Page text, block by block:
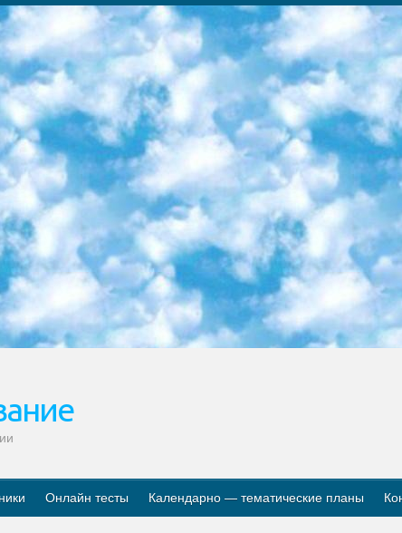
разработка соответствующих рекомендаций и критериев проведения ЕГЭ по естествознанию давать задания. 4. Педагогический при специализированных образовательных учреждениях. Научно-практический центр навыков и международной оценки (Д.Давидова), Республика образовательный центр (Худайкулов Ш.) итоговый государственный аттестационный экзамен ориентирован на творческое и логическое мышление при подготовке базы материалов учитывать введение заданий. 5. Следует отметить, что: сертификат государственного образца о знании общеобразовательного предмета и как минимум национальный уровень B1 по предметам на иностранных языках, указанным в Приложении 2. или международно признанный сертификат эквивалентного уровня студенты, изучающие определенный предмет, освобождаются от экзамена; по соответствующим предметам запланирована итоговая государственная аттестация за день до дня, путем жеребьевки Рабочей группой (в письменной форме по предметам, проводимым в форме) из числа сформированных вариантов выбрано 2 варианта; 2 выбранных варианта экзамена анонсированы на официальном сайте министерства и все выпускники по всей стране на основе этих вариантов проводит итоговую государственную аттестацию. 6. Государственное образование учащихся средних общеобразовательных учреждений. знания в соответствии с квалификационными требованиями, которые необходимо приобрести на основании стандартов итоговый (выпускной) контроль для 9 и 11 классов в целях тестирования Экзамены (далее – экзамены) состоят из предметов, перечисленных в приложении 1. будет сделано. 7. Экзамены пройдут с 26 мая по 15 июня 2024 г. (кроме науки физического воспитания). 8. Физическая для учащихся 9 классов общесредних образовательных учреждений. Экзамены по предмету «Образование, квалификация медицина» 1-6 мая 2024 года. сотрудники перевести под присмотр (с отклонениями в физическом или умственном развитии) специализированная школа для детей, школы-интернаты и со сколиозом школы-интернаты санаторного типа для больных детей исключены). 9. Он был слепым, слабовидящим и имел нарушения опорно-двигательного аппарата. экзамены в специализированных школах и интернатах для детей должны проводиться исходя из требований, предъявляемых к общеобразовательным учреждениям (физкультура кроме науки). 10. Специализированная школа для глухих и слабослышащих детей. и экзамены в интернатах и быть реализован в виде письменного теста по математике. 11. Специальность для умственно отсталых детей. Для 9 класса Родной язык и литературное письмо Государственный язык (язык обучения – узбекский). для неклассов) написано Математическое письмо Письменная/устная история Узбекистана Физическое воспитание практично Итоговый контроль Для 11 класса Написание родного языка и литературы (эссе) Математическое письмо Узбекский язык (обучение на узбекском языке) не посещающее общее среднее образование для учреждений)/Образовательное учреждение выбор письменный и устный Иностранный язык письменный/устный Письменная/устная история Узбекистана *По выбору студента:  Химия  Физика  Основы государственного права  География 10 бесплатных образовательных ресурсов - Мы составили подборку онлайн-проектов с интерактивными упражнениями, видеолекциями и статьями. Они помогут вам обрести новые и освежить старые знания бесплатно. 1. «ИНТУИТ» Старейшая образовательная площадка Рунета. Здесь вы найдёте сотни текстовых и видеокурсов на десятки различных тем — от программирования до психологии. Многие курсы подготовлены российскими университетами и крупными международными компаниями вроде Intel и Microsoft. Самостоятельное обучение бесплатное, но желающие могут оплатить услуги персональных наставников. 2. «Смартия» знакомит с актуальными профессиями и подсказывает, как им обучаться. Выбрав заинтересовавшую вас специальность — SMM-специалист, фотограф, веб-дизайнер или другую, — увидите список необходимых для неё умений. Чтобы вы могли освоить их самостоятельно, для каждого умения площадка отображает подборку ссылок на учебные материалы. Хотя «Смартия» ориентируется на русскоязычную аудиторию, часть контента всё же доступна только на английском. 3. «Лекторий Физтеха» Проект Московского физико-технического института (Физтеха). С его помощью вы можете смотреть онлайн серии лекций, записанные на видео в этом вузе. В числе доступных предметов — физика, биология, химия, информационные технологии и другие. К некоторым лекциям администрация ресурса прилагает готовые конспекты, которые можно скачивать в PDF-формате. 4. ITMOcourses Онлайн-
Онлайн тесты Календарно — тематические планы